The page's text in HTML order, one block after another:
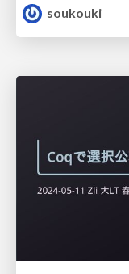
soukouki